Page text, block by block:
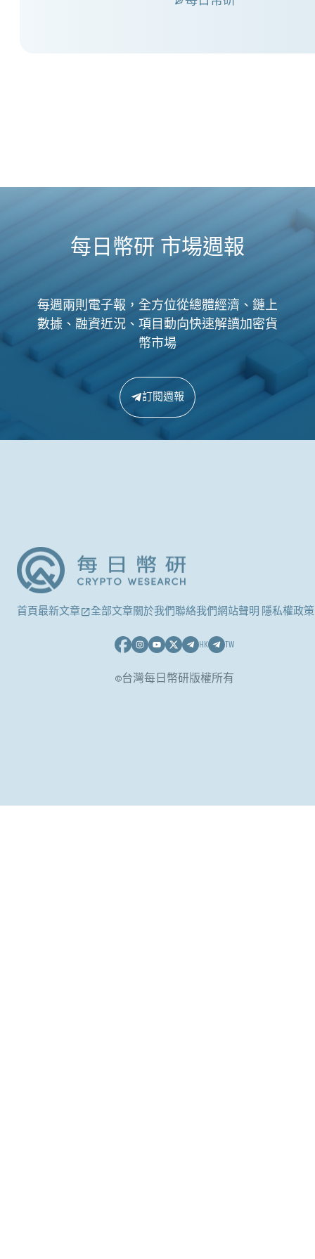
每日幣研 市場週報
每週兩則電子報，全方位從總體經濟、鏈上
數據、融資近況、項目動向快速解讀加密貨
幣市場
訂閱週報
首頁最新文章 全部文章關於我們聯絡我們網站聲明 隱私權政策
HK TW
©台灣每日幣研版權所有